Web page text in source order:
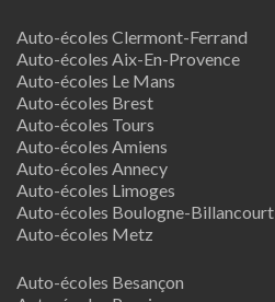
Auto-écoles Clermont-Ferrand
Auto-écoles Aix-En-Provence
Auto-écoles Le Mans
Auto-écoles Brest
Auto-écoles Tours
Auto-écoles Amiens
Auto-écoles Annecy
Auto-écoles Limoges
Auto-écoles Boulogne-Billancourt
Auto-écoles Metz
Auto-écoles Besançon